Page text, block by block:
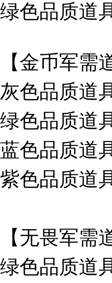
绿色品质道
【金币军需
灰色品质道
绿色品质道
蓝色品质道
紫色品质道
【无畏军需
绿色品质道